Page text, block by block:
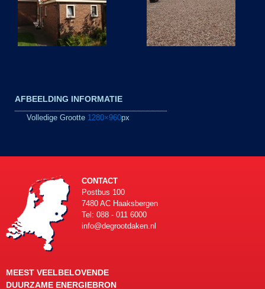
AFBEELDING INFORMATIE
Volledige Grootte 1280×960px
CONTACT
Postbus 100
7480 AC Haaksbergen
Tel: 088 - 011 6000
info@degrootdaken.nl
MEEST VEELBELOVENDE
DUURZAME ENERGIEBRON